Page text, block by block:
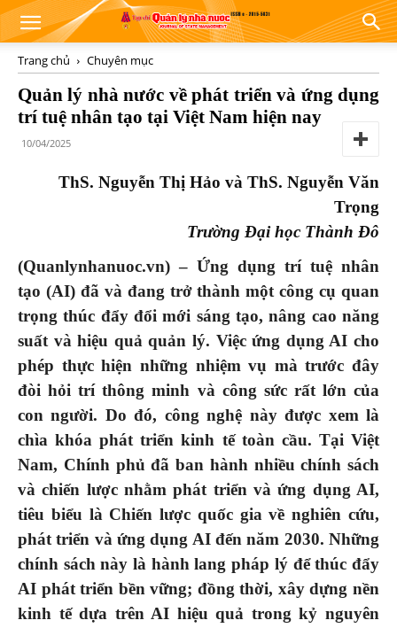
Trang chủ Chuyên mục
Quản lý nhà nước về phát triển và ứng dụng
trí tuệ nhân tạo tại Việt Nam hiện nay
10/04/2025
ThS. Nguyễn Thị Hảo và ThS. Nguyễn Văn
Trọng
Trường Đại học Thành Đô
(Quanlynhanuoc.vn) – Ứng dụng trí tuệ nhân
tạo (AI) đã và đang trở thành một công cụ quan
trọng thúc đẩy đổi mới sáng tạo, nâng cao năng
suất và hiệu quả quản lý. Việc ứng dụng AI cho
phép thực hiện những nhiệm vụ mà trước đây
đòi hỏi trí thông minh và công sức rất lớn của
con người. Do đó, công nghệ này được xem là
chìa khóa phát triển kinh tế toàn cầu. Tại Việt
Nam, Chính phủ đã ban hành nhiều chính sách
và chiến lược nhằm phát triển và ứng dụng AI,
tiêu biểu là Chiến lược quốc gia về nghiên cứu,
phát triển và ứng dụng AI đến năm 2030. Những
chính sách này là hành lang pháp lý để thúc đẩy
AI phát triển bền vững; đồng thời, xây dựng nền
kinh tế dựa trên AI hiệu quả trong kỷ nguyên